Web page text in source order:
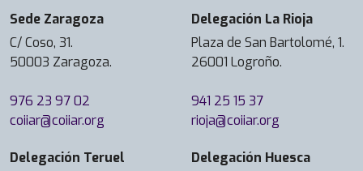
Sede Zaragoza
C/ Coso, 31.
50003 Zaragoza.
976 23 97 02
coiiar@coiiar.org
Delegación La Rioja
Plaza de San Bartolomé, 1.
26001 Logroño.
941 25 15 37
rioja@coiiar.org
Delegación Teruel
Delegación Huesca